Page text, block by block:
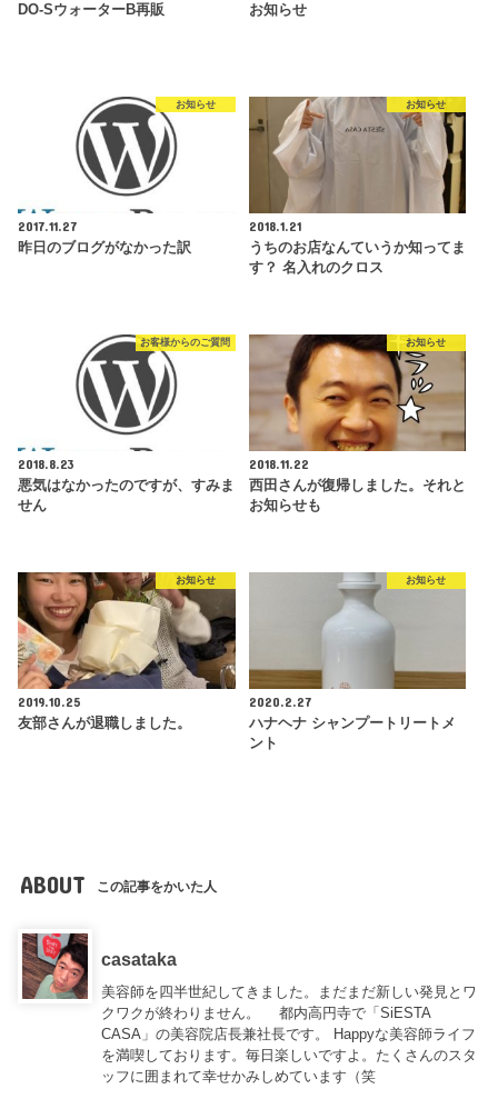
DO-SウォーターB再販
お知らせ
お知らせ
2017.11.27
昨日のブログがなかった訳
お知らせ
2018.1.21
うちのお店なんていうか知ってま
す？ 名入れのクロス
お客様からのご質問
2018.8.23
悪気はなかったのですが、すみま
せん
お知らせ
2018.11.22
西田さんが復帰しました。それと
お知らせも
お知らせ
2019.10.25
友部さんが退職しました。
お知らせ
2020.2.27
ハナヘナ シャンプートリートメ
ント
ABOUT この記事をかいた人
casataka
美容師を四半世紀してきました。まだまだ新しい発見とワ
クワクが終わりません。 都内高円寺で「SiESTA
CASA」の美容院店長兼社長です。 Happyな美容師ライフ
を満喫しております。毎日楽しいですよ。たくさんのスタ
ッフに囲まれて幸せかみしめています（笑